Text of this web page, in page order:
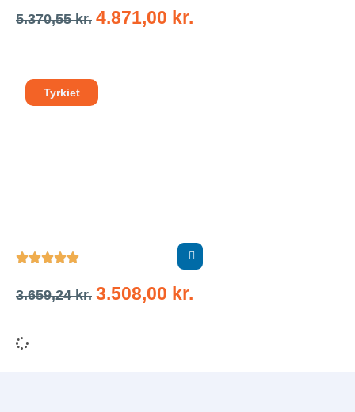
5.370,55kr. 4.871,00 kr.
Tyrkiet

3.659,24kr. 3.508,00 kr.